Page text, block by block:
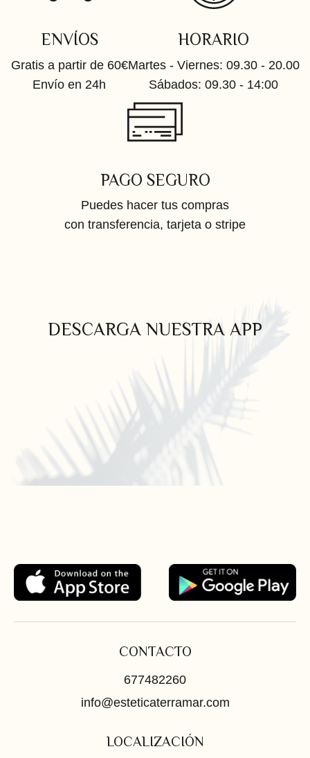
ENVÍOS
Gratis a partir de 60€
Envío en 24h
HORARIO
Martes - Viernes: 09.30 - 20.00
Sábados: 09.30 - 14:00
PAGO SEGURO
Puedes hacer tus compras
con transferencia, tarjeta o stripe
DESCARGA NUESTRA APP
CONTACTO
677482260
info@esteticaterramar.com
LOCALIZACIÓN